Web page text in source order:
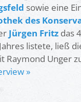
sowie eine
des
Jürgen Fritzdas
listete, ließ
Raymond Unger
»